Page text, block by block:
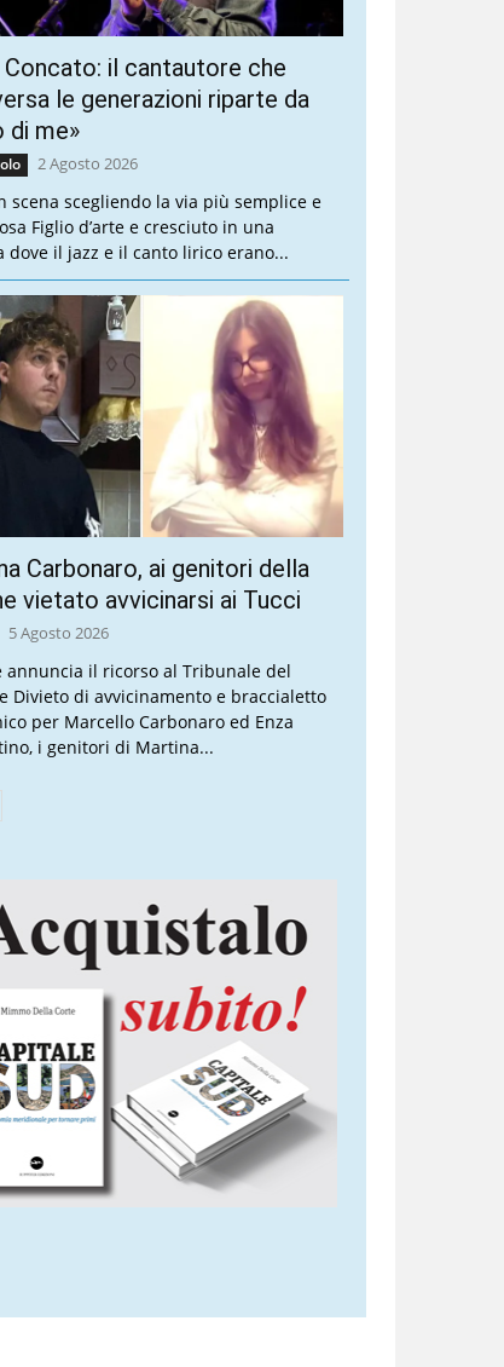
Concato: il cantautore che
le generazioni riparte da
di me»
2 Agosto 2026
scena scegliendo la via più semplice e
Figlio d’arte e cresciuto in una
dove il jazz e il canto lirico erano...
Carbonaro, ai genitori della
vietato avvicinarsi ai Tucci
5 Agosto 2026
annuncia il ricorso al Tribunale del
Divieto di avvicinamento e braccialetto
per Marcello Carbonaro ed Enza
i genitori di Martina...